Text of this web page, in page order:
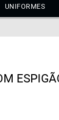
UNIFORMES